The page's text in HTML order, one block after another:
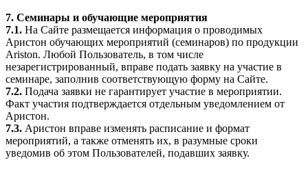
7. Семинары и обучающие мероприятия
7.1. На Сайте размещается информация о проводимых
Аристон обучающих мероприятий (семинаров) по продукции
Ariston. Любой Пользователь, в том числе
незарегистрированный, вправе подать заявку на участие в
семинаре, заполнив соответствующую форму на Сайте.
7.2. Подача заявки не гарантирует участие в мероприятии.
Факт участия подтверждается отдельным уведомлением от
Аристон.
7.3. Аристон вправе изменять расписание и формат
мероприятий, а также отменять их, в разумные сроки
уведомив об этом Пользователей, подавших заявку.